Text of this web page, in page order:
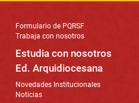
Formulario de PQRSF
Trabaja con nosotros
Estudia con nosotros
Ed. Arquidiocesana
Novedades Institucionales
Noticias